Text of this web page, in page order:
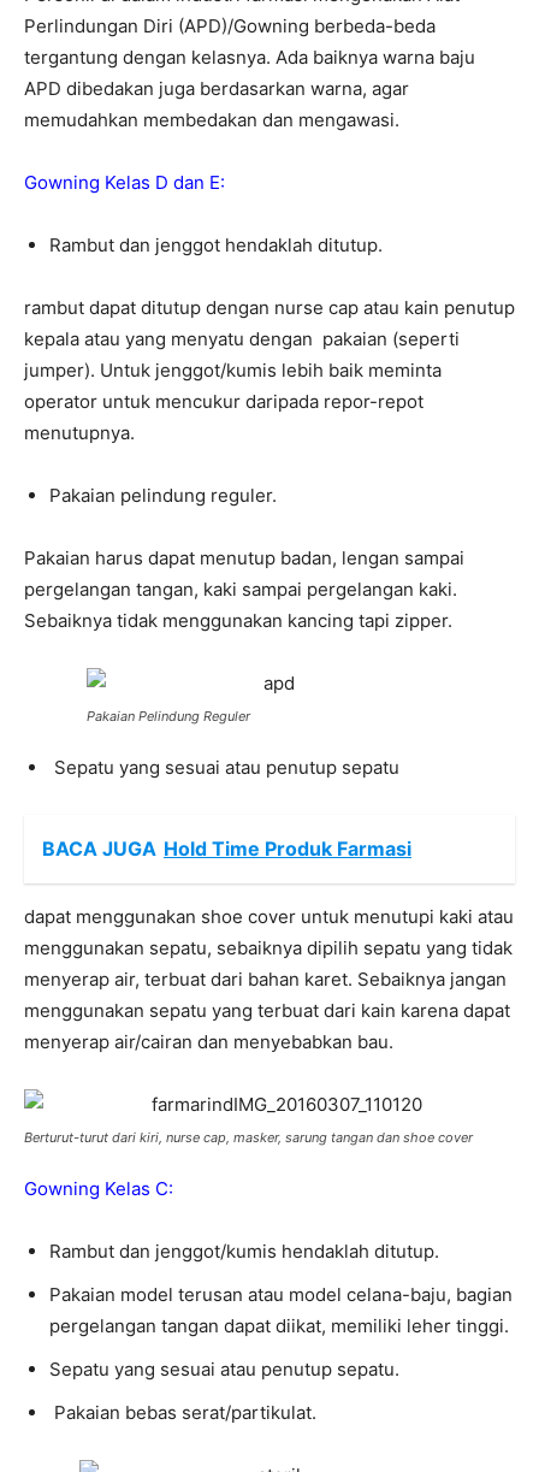
Perlindungan Diri (APD)/Gowning berbeda-beda
tergantung dengan kelasnya. Ada baiknya warna baju
APD dibedakan juga berdasarkan warna, agar
memudahkan membedakan dan mengawasi.
Gowning Kelas D dan E:
Rambut dan jenggot hendaklah ditutup.
rambut dapat ditutup dengan nurse cap atau kain penutup
kepala atau yang menyatu dengan pakaian (seperti
jumper). Untuk jenggot/kumis lebih baik meminta
operator untuk mencukur daripada repor-repot
menutupnya.
Pakaian pelindung reguler.
Pakaian harus dapat menutup badan, lengan sampai
pergelangan tangan, kaki sampai pergelangan kaki.
Sebaiknya tidak menggunakan kancing tapi zipper.
Pakaian Pelindung Reguler
Sepatu yang sesuai atau penutup sepatu
BACA JUGA Hold Time Produk Farmasi
dapat menggunakan shoe cover untuk menutupi kaki atau
menggunakan sepatu, sebaiknya dipilih sepatu yang tidak
menyerap air, terbuat dari bahan karet. Sebaiknya jangan
menggunakan sepatu yang terbuat dari kain karena dapat
menyerap air/cairan dan menyebabkan bau.
Berturut-turut dari kiri, nurse cap, masker, sarung tangan dan shoe cover
Gowning Kelas C:
Rambut dan jenggot/kumis hendaklah ditutup.
Pakaian model terusan atau model celana-baju, bagian
pergelangan tangan dapat diikat, memiliki leher tinggi.
Sepatu yang sesuai atau penutup sepatu.
Pakaian bebas serat/partikulat.